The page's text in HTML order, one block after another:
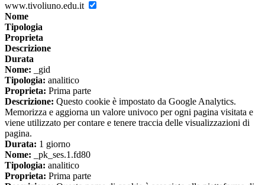
www.tivoliuno.edu.it
Nome
Tipologia
Proprieta
Descrizione
Durata
Nome: _gid
Tipologia: analitico
Proprieta: Prima parte
Descrizione: Questo cookie è impostato da Google Analytics.
Memorizza e aggiorna un valore univoco per ogni pagina visitata e
viene utilizzato per contare e tenere traccia delle visualizzazioni di
pagina.
Durata: 1 giorno
Nome: _pk_ses.1.fd80
Tipologia: analitico
Proprieta: Prima parte